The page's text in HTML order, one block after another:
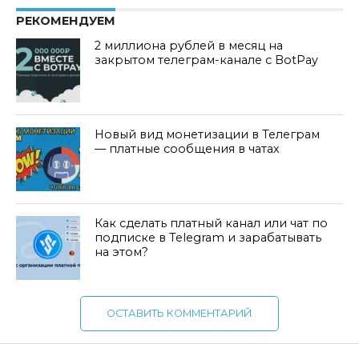
РЕКОМЕНДУЕМ
2 миллиона рублей в месяц на
закрытом телеграм-канале с BotPay
Новый вид монетизации в Телеграм
— платные сообщения в чатах
Как сделать платный канал или чат по
подписке в Telegram и зарабатывать
на этом?
ОСТАВИТЬ КОММЕНТАРИЙ